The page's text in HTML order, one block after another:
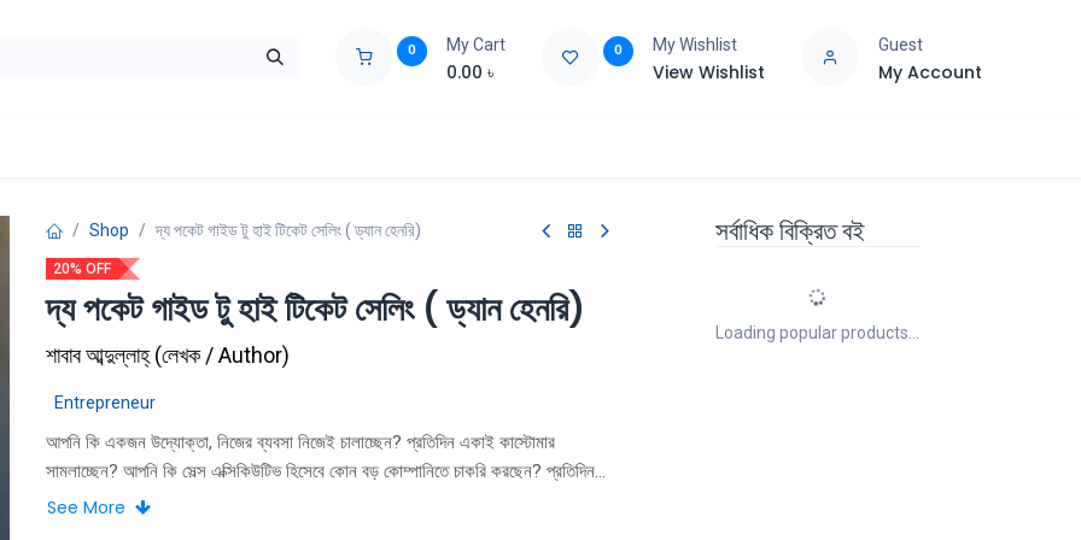
0 My Cart
0.00 ৳
0 My Wishlist
View Wishlist
Guest
My Account
Shop দ্য পকেট গাইড টু হাই টিকেট সেলিং ( ড্যান হেনরি)
20% OFF
দ্য পকেট গাইড টু হাই টিকেট সেলিং ( ড্যান হেনরি)
শাবাব আব্দুল্লাহ্(লেখক / Author)
Entrepreneur
আপনি কি একজন উদ্যোক্তা, নিজের ব্যবসা নিজেই চালাচ্ছেন? প্রতিদিন একাই কাস্টোমার
সামলাচ্ছেন? আপনি কি সেল্স এক্সিকিউটিভ হিসেবে কোন বড় কোম্পানিতে চাকরি করছেন? প্রতিদিন
আপনাকে কাস্টোমার হ্যান্ড্ল করতে হয়? আপনি কি একজন সার্ভিস প্রোভাইডার? আপনি কি সেল
See More
সর্বাধিক বিক্রিত বই
Loading popular products...